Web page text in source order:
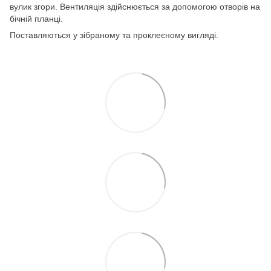
вулик згори. Вентиляція здійснюється за допомогою отворів на
бічній планці.
Поставляються у зібраному та проклеєному вигляді.